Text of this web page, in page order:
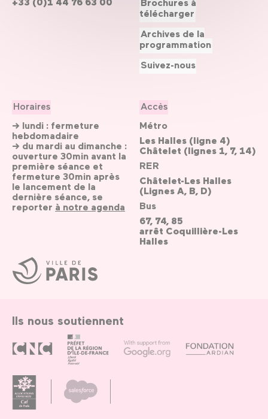
Ville
de
Paris
Horaires
→ lundi : fermeture
hebdomadaire
→ du mardi au dimanche :
ouverture 30min avant la
première séance et
fermeture 30min après
le lancement de la
dernière séance, se
reporter à notre agenda
Accès
Métro
Les Halles (ligne 4)
Châtelet (lignes 1, 7, 14)
RER
Châtelet-Les Halles
(Lignes A, B, D)
Bus
67, 74, 85
arrêt Coquillière-Les
Halles
télécharger
Archives de la
programmation
Suivez-nous
Ils nous soutiennent